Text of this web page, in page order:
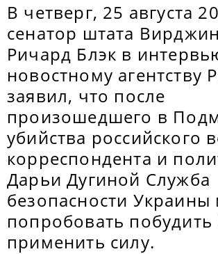
В четверг, 25 августа
сенатор штата
Ричард Блэк в
новостному агентству
заявил, что после
произошедшего в
убийства российского
корреспондента и
Дарьи Дугиной Служба
безопасности
попробовать
применить силу.